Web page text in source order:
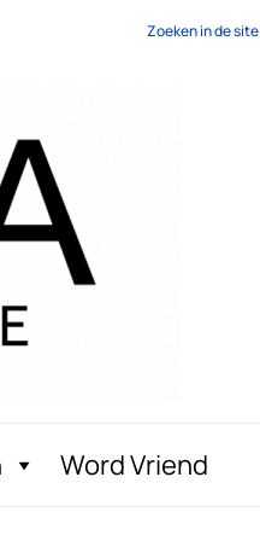
Zoeken in de site
Word Vriend